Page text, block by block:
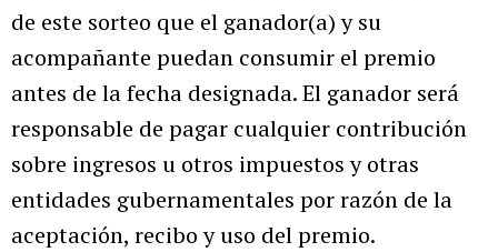
de este sorteo que el ganador(a) y su
acompañante puedan consumir el premio
antes de la fecha designada. El ganador será
responsable de pagar cualquier contribución
sobre ingresos u otros impuestos y otras
entidades gubernamentales por razón de la
aceptación, recibo y uso del premio.